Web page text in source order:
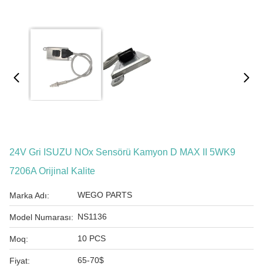
24V Gri ISUZU NOx Sensörü Kamyon D MAX II 5WK9
7206A Orijinal Kalite
Marka Adı: WEGO PARTS
Model Numarası: NS1136
Moq: 10 PCS
Fiyat: 65-70$